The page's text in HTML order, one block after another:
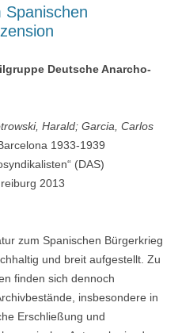
Spanischen
Deutsche Anarcho-
Harald; Garcia, Carlos
1933-1939
(DAS)
2013
zum Spanischen Bürgerkrieg
und breit aufgestellt. Zu
finden sich dennoch
insbesondere in
Erschließung und